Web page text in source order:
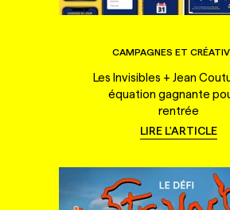
CAMPAGNES ET
Les Invisibles + Jean
équation gagnante
rentrée
LIRE L'ARTICLE